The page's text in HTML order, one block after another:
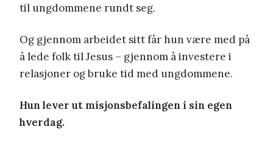
til ungdommene rundt seg.
Og gjennom arbeidet sitt får hun være med på
å lede folk til Jesus – gjennom å investere i
relasjoner og bruke tid med ungdommene.
Hun lever ut misjonsbefalingen i sin egen
hverdag.